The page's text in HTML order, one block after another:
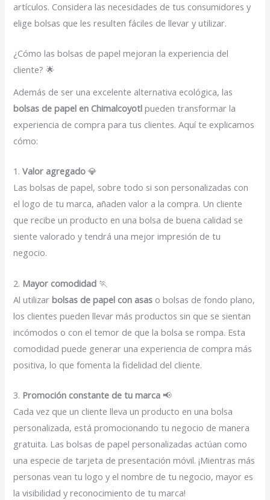
artículos. Considera las necesidades de tus consumidores y
elige bolsas que les resulten fáciles de llevar y utilizar.
¿Cómo las bolsas de papel mejoran la experiencia del
cliente? 🌟
Además de ser una excelente alternativa ecológica, las
bolsas de papel en Chimalcoyotl pueden transformar la
experiencia de compra para tus clientes. Aquí te explicamos
cómo:
1.Valor agregado 💎
Las bolsas de papel, sobre todo si son personalizadas con
el logo de tu marca, añaden valor a la compra. Un cliente
que recibe un producto en una bolsa de buena calidad se
siente valorado y tendrá una mejor impresión de tu
negocio.
2. Mayor comodidad 🏃
Al utilizarbolsas de papel con asas o bolsas de fondo plano,
los clientes pueden llevar más productos sin que se sientan
incómodos o con el temor de que la bolsa se rompa. Esta
comodidad puede generar una experiencia de compra más
positiva, lo que fomenta la fidelidad del cliente.
3. Promoción constante de tu marca 📢
Cada vez que un cliente lleva un producto en una bolsa
personalizada, está promocionando tu negocio de manera
gratuita. Las bolsas de papel personalizadas actúan como
una especie de tarjeta de presentación móvil. ¡Mientras más
personas vean tu logo y el nombre de tu negocio, mayor es
la visibilidad y reconocimiento de tu marca!